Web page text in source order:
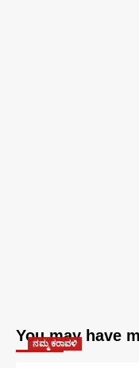
You may have
ನಮ್ಮ ಕರಾವಳಿ